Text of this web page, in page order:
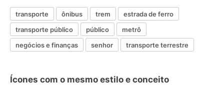
transporte ônibus trem
estrada de ferro
transporte público
público
metrô
negócios e finanças
senhor transporte terrestre
Ícones com o mesmo estilo e conceito